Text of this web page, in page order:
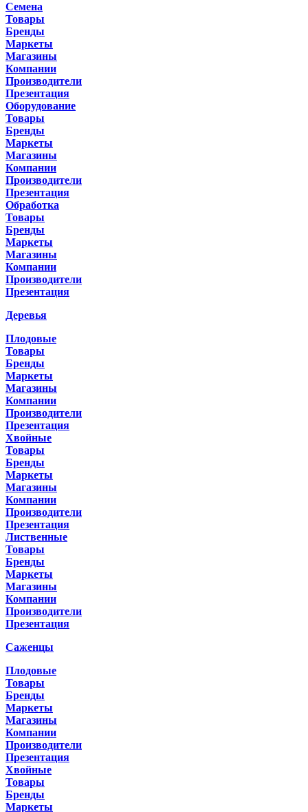
Семена
Товары
Бренды
Маркеты
Магазины
Компании
Производители
Презентация
Оборудование
Товары
Бренды
Маркеты
Магазины
Компании
Производители
Презентация
Обработка
Товары
Бренды
Маркеты
Магазины
Компании
Производители
Презентация
Деревья
Плодовые
Товары
Бренды
Маркеты
Магазины
Компании
Производители
Презентация
Хвойные
Товары
Бренды
Маркеты
Магазины
Компании
Производители
Презентация
Лиственные
Товары
Бренды
Маркеты
Магазины
Компании
Производители
Презентация
Саженцы
Плодовые
Товары
Бренды
Маркеты
Магазины
Компании
Производители
Презентация
Хвойные
Товары
Бренды
Маркеты